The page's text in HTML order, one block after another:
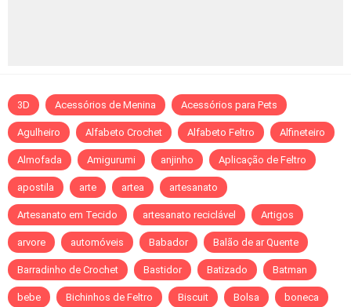
3D Acessórios de Menina Acessórios para Pets
Agulheiro Alfabeto Crochet Alfabeto Feltro Alfineteiro
Almofada Amigurumi anjinho Aplicação de Feltro
apostila arte artea artesanato
Artesanato em Tecido artesanato reciclável Artigos
arvore automóveis Babador Balão de ar Quente
Barradinho de Crochet Bastidor Batizado Batman
bebe Bichinhos de Feltro Biscuit Bolsa boneca